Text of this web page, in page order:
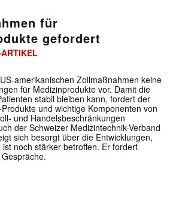
für
gefordert
amerikanischen Zollmaßnahmen keine
für Medizinprodukte vor. Damit die
stabil bleiben kann, fordert der
und wichtige Komponenten von
und Handelsbeschränkungen
der Schweizer Medizintechnik-Verband
sich besorgt über die Entwicklungen,
noch stärker betroffen. Er fordert